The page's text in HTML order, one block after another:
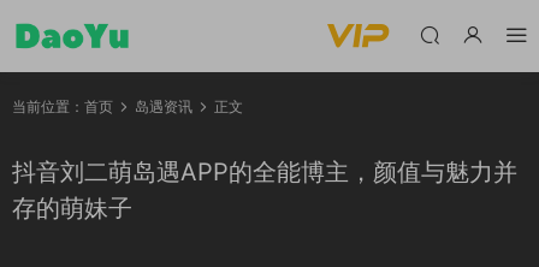
当前位置： 首页 岛遇资讯 正文
抖音刘二萌岛遇APP的全能博主，颜值与魅力并
存的萌妹子